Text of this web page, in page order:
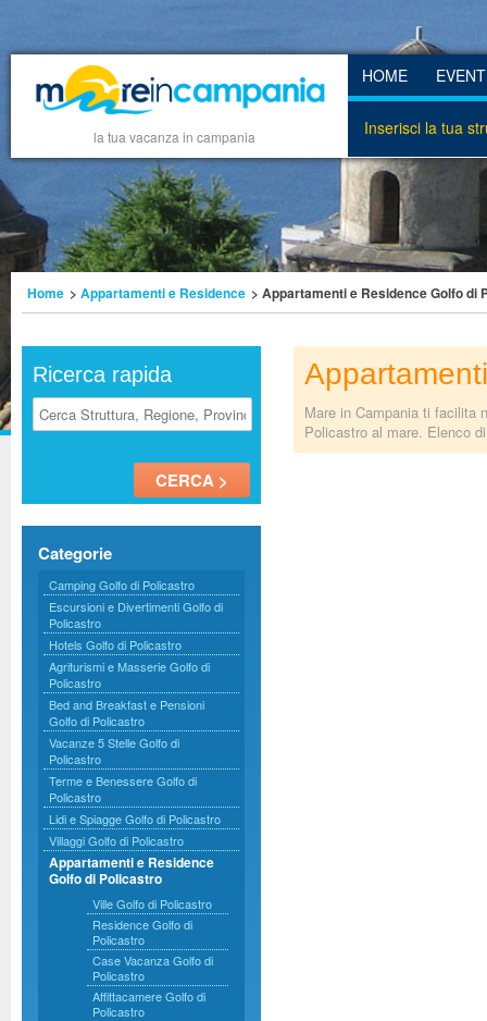
la tua vacanza in campania
HOME
Inserisci la tua
Home > Appartamenti e Residence > Appartamenti e Residence Golfo di
Ricerca rapida
Categorie
Camping Golfo di Policastro
Escursioni e Divertimenti Golfo di
Policastro
Hotels Golfo di Policastro
Agriturismi e Masserie Golfo di
Policastro
Bed and Breakfast e Pensioni
Golfo di Policastro
Vacanze 5 Stelle Golfo di
Policastro
Terme e Benessere Golfo di
Policastro
Lidi e Spiagge Golfo di Policastro
Villaggi Golfo di Policastro
Appartamenti e Residence
Golfo di Policastro
Ville Golfo di Policastro
Residence Golfo di
Policastro
Case Vacanza Golfo di
Policastro
Affittacamere Golfo di
Policastro
Mare in Campania ti facilita
Policastro al mare. Elenco